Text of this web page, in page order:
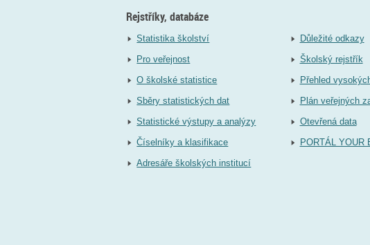
Rejstříky, databáze
Statistika školství
Pro veřejnost
O školské statistice
Sběry statistických dat
Statistické výstupy a analýzy
Číselníky a klasifikace
Adresáře školských institucí
Důležité odkazy
Školský rejstřík
Přehled
Plán veřejných
Otevřená data
PORTÁL YOUR